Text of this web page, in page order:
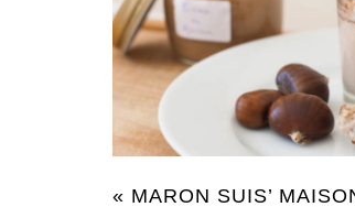
« MARON SUIS’